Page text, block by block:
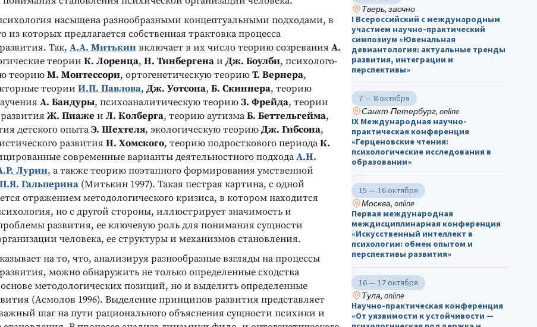
насыщена разнообразными концептуальными подходами, в
из которых предлагается собственная трактовка процесса
Так, А.А. Митькинвключает в их число теорию созревания А.
теории К. Лоренца, Н. Тинбергенаи Дж. Боулби, психолого-
теориюМ. Монтессори, ортогенетическую теориюТ. Вернера,
теории И.П. Павлова, Дж. Уотсона, Б. Скиннера, теорию
А. Бандуры, психоаналитическую теориюЗ. Фрейда, теории
Ж. Пиажеи Л. Колберга, теорию аутизмаБ. Беттельгейма,
детского опытаЭ. Шехтеля, экологическую теориюДж. Гибсона,
развития Н. Хомского, теорию подросткового периодаК.
современные варианты деятельностного подходаА.Н.
Лурии, а также теорию поэтапного формирования умственной
П.Я. Гальперина (Митькин 1997). Такая пестрая картина, с одной
отражением методологического кризиса, в котором находится
но с другой стороны, иллюстрирует значимость и
развития, ее ключевую роль для понимания сущности
человека, ее структуры и механизмов становления.
на то, что, анализируя разнообразные взгляды на процессы
можно обнаружить не только определенные сходства
методологических позиций, но и выделить определенные
(Асмолов 1996). Выделение принципов развития представляет
шаг на пути рационального объяснения сущности психики и
Реклама
ТЕСТ ЛЮШЕРА
Люшера и
Реклама
ТВОРЧЕСКИХ СПОСОБНОСТЕЙ
Измерение уровня невербального
интеллекта
Подробнее
Тверь, заочно
I Всероссийский с международным
участием научно-практический
симпозиум «Ювенальная
девиантология: актуальные тренды
развития, интеграции и
перспективы»
7 — 8 октября
Санкт-Петербург, online
IX Международная научно-
практическая конференция
«Герценовские чтения:
психологические исследования в
образовании»
15 — 16 октября
Москва, online
Первая международная
междисциплинарная конференция
«Искусственный интеллект в
психологии: обмен опытом и
перспективы развития»
16 — 17 октября
Тула, online
Научно-практическая конференция
«От уязвимости к устойчивости —